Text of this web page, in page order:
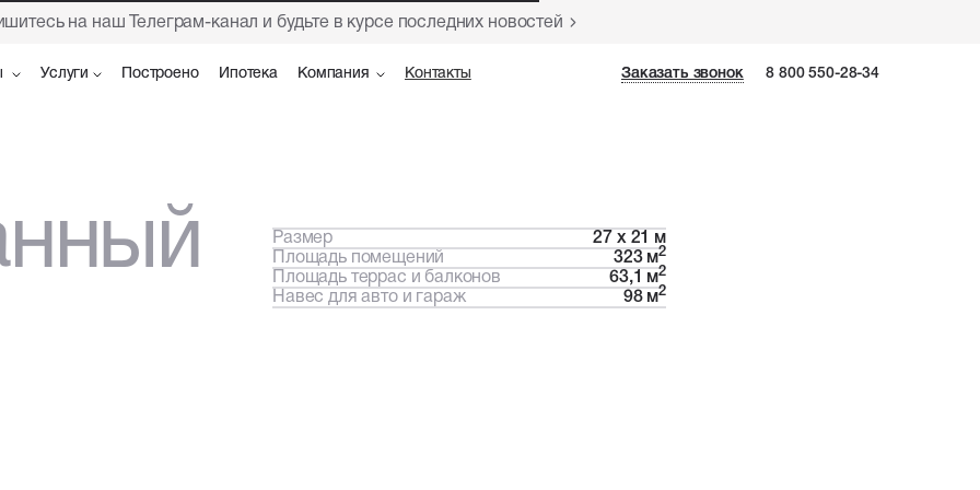
на наш Телеграм-канал и будьте в курсе последних новостей
Услуги
Услуги Компания
Компания
Построено
Построено Ипотека
Ипотека Контакты
Контакты 8 800 550-28-34
Заказать звонок
Заказать звонок
Размер
27 х 21 м
Площадь помещений
323 м2
Площадь террас и балконов 63,1 м2
Навес для авто и гараж 98 м2